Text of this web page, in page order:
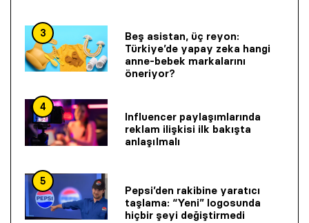
3
Beş asistan, üç reyon:
Türkiye’de yapay zeka hangi
anne-bebek markalarını
öneriyor?
4
Influencer paylaşımlarında
reklam ilişkisi ilk bakışta
anlaşılmalı
5
Pepsi’den rakibine yaratıcı
taşlama: “Yeni” logosunda
hiçbir şeyi değiştirmedi